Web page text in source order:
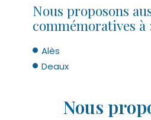
Nous proposons
commémoratives à
Alès
Deaux
Nous